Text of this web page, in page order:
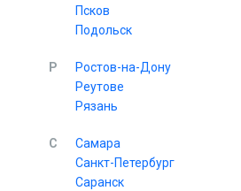
Псков
Подольск
Р
Ростов-на-Дону
Реутове
Рязань
С
Самара
Санкт-Петербург
Саранск